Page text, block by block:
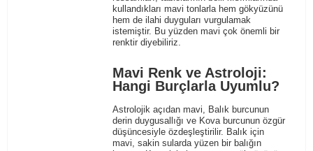
kullandıkları mavi tonlarla hem gökyüzünü
hem de ilahi duyguları vurgulamak
istemiştir. Bu yüzden mavi çok önemli bir
renktir diyebiliriz.
Mavi Renk ve Astroloji:
Hangi Burçlarla Uyumlu?
Astrolojik açıdan mavi, Balık burcunun
derin duygusallığı ve Kova burcunun özgür
düşüncesiyle özdeşleştirilir. Balık için
mavi, sakin sularda yüzen bir balığın